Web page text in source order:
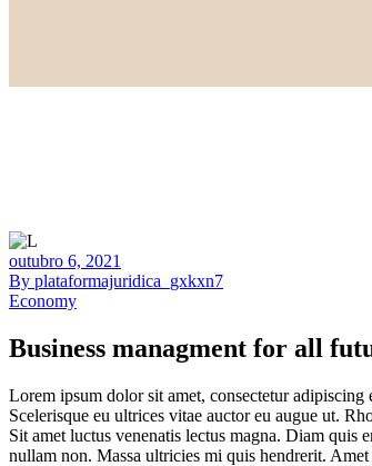
outubro 6, 2021
By plataformajuridica_gxkxn7
Economy
Business managment for all
Lorem ipsum dolor sit amet, consectetur
Scelerisque eu ultrices vitae auctor eu augue ut.
Sit amet luctus venenatis lectus magna. Diam
nullam non. Massa ultricies mi quis hendrerit.